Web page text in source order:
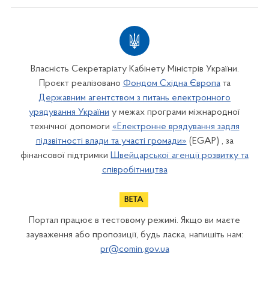
Власність Секретаріату Кабінету Міністрів України.
Проєкт реалізовано Фондом Східна Європата
Державним агентством з питань електронного
урядування України у межах програми міжнародної
технічної допомоги «Електронне врядування задля
підзвітності влади та участі громади» (EGAP) , за
фінансової підтримки Швейцарської агенції розвитку та
співробітництва
Портал працює в тестовому режимі. Якщо ви маєте
зауваження або пропозиції, будь ласка, напишіть нам:
pr@comin.gov.ua